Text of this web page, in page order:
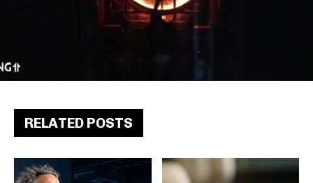
RELATED POSTS